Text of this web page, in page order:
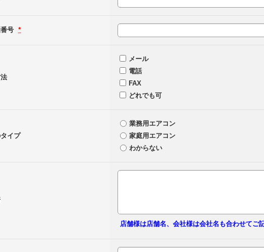
号 *
メール
電話
FAX
どれでも可
イプ
業務用エアコン
家庭用エアコン
わからない
店舗様は店舗名、会社様は会社名も合わせてご